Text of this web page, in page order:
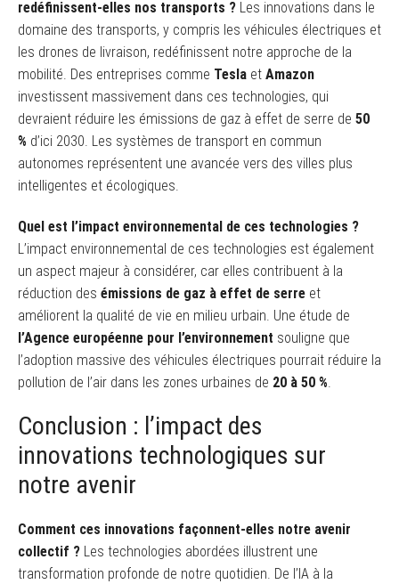
redéfinissent-elles nos transports ? Les innovations dans le
domaine des transports, y compris les véhicules électriques et
les drones de livraison, redéfinissent notre approche de la
mobilité. Des entreprises comme Tesla et Amazon
investissent massivement dans ces technologies, qui
devraient réduire les émissions de gaz à effet de serre de 50
% d’ici 2030. Les systèmes de transport en commun
autonomes représentent une avancée vers des villes plus
intelligentes et écologiques.
Quel est l’impact environnemental de ces technologies ?
L’impact environnemental de ces technologies est également
un aspect majeur à considérer, car elles contribuent à la
réduction des émissions de gaz à effet de serre et
améliorent la qualité de vie en milieu urbain. Une étude de
l’Agence européenne pour l’environnement souligne que
l’adoption massive des véhicules électriques pourrait réduire la
pollution de l’air dans les zones urbaines de 20 à 50 %
Conclusion : l’impact des
innovations technologiques sur
notre avenir
Comment ces innovations façonnent-elles notre avenir
collectif ? Les technologies abordées illustrent une
transformation profonde de notre quotidien. De l’IA à la